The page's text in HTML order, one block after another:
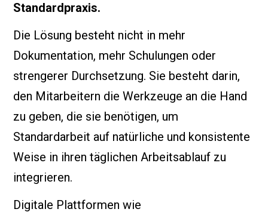
Standardpraxis.
Die Lösung besteht nicht in mehr
Dokumentation, mehr Schulungen oder
strengerer Durchsetzung. Sie besteht darin,
den Mitarbeitern die Werkzeuge an die Hand
zu geben, die sie benötigen, um
Standardarbeit auf natürliche und konsistente
Weise in ihren täglichen Arbeitsablauf zu
integrieren.
Digitale Plattformen wie